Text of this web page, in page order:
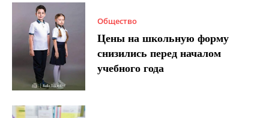
Общество
Цены на школьную форму
снизились перед началом
учебного года